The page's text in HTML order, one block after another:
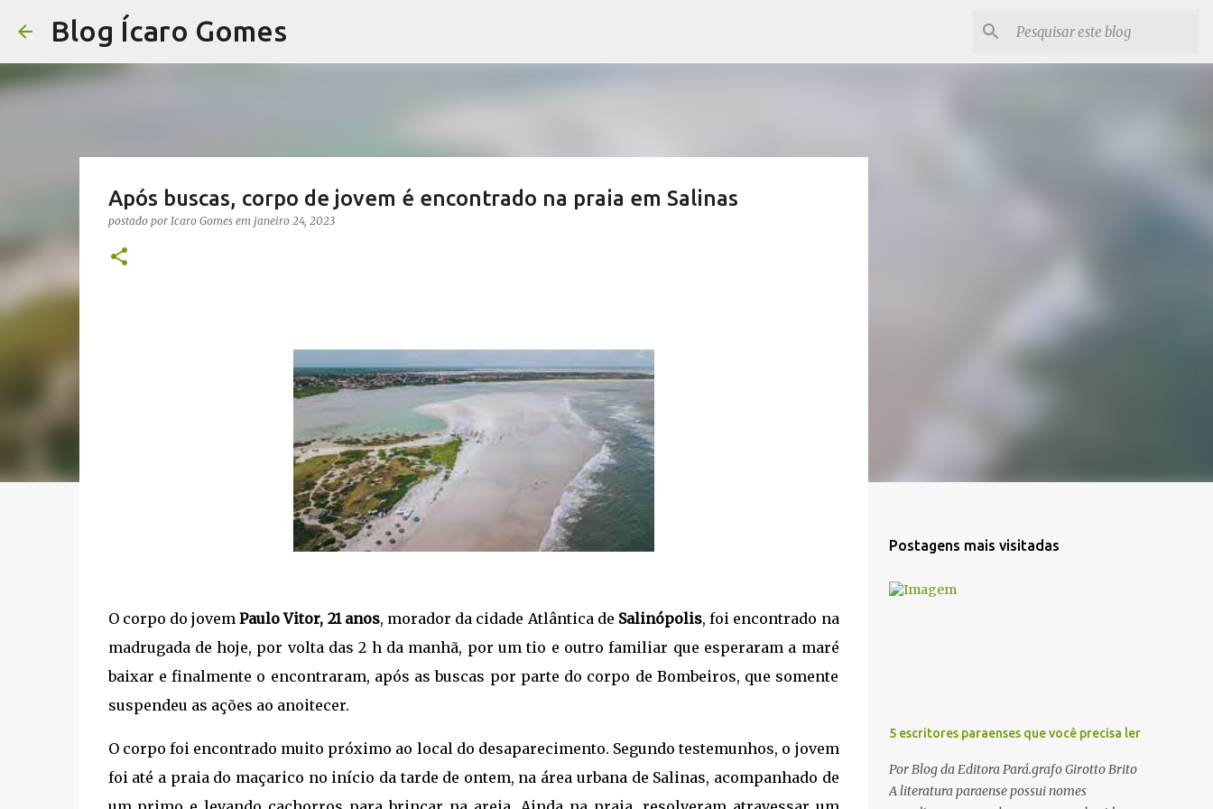
Blog Ícaro Gomes
Após buscas, corpo de jovem é encontrado na praia em Salinas
postado por Icaro Gomes em janeiro 24, 2023
O corpo do jovemPaulo Vitor, 21 anos, morador da cidade Atlântica de Salinópolis, foi encontrado na
madrugada de hoje, por volta das 2 h da manhã, por um tio e outro familiar que esperaram a maré
baixar e finalmente o encontraram, após as buscas por parte do corpo de Bombeiros, que somente
suspendeu as ações ao anoitecer.
O corpo foi encontrado muito próximo ao local do desaparecimento. Segundo testemunhos, o jovem
foi até a praia do maçarico no início da tarde de ontem, na área urbana de Salinas, acompanhado de
Postagens mais visitadas
5 escritores paraenses que você precisa ler
Por Blog da Editora Pará.grafo Girotto Brito
A literatura paraense possui nomes